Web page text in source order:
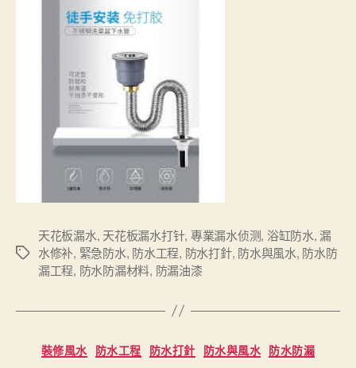
Tags
天花板漏水, 天花板漏水打针, 專業漏水侦测, 浴缸防水, 漏
水修补, 緊急防水, 防水工程, 防水打針, 防水與風水, 防水防
漏工程, 防水防漏材料, 防漏油漆
Categories
裝修風水 防水工程 防水打針 防水與風水 防水防漏